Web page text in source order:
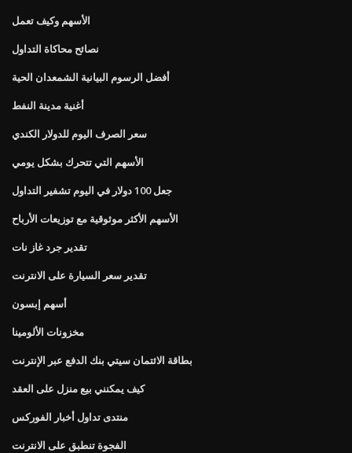
الأسهم وكيف تعمل
نصائح محاكاة التداول
أفضل الرسوم البيانية الشمعدان الحية
أغنية مدينة النفط
سعر الصرف اليوم للدولار الكندي
الأسهم التي تتحرك بشكل يومي
جعل 100 دولار في اليوم تشفير التداول
الأسهم الأكثر موثوقية مع توزيعات الأرباح
تقدير جرد غاز نات
تقدير سعر السيارة على الانترنت
أسهم إبسون
مخزونات الألومينا
بطاقة الائتمان سيتي بنك الدفع عبر الإنترنت
كيف يمكنني بيع منزل على العقد
منتدى تداول أخبار الفوركس
الفجوة تنطبق على الانترنت